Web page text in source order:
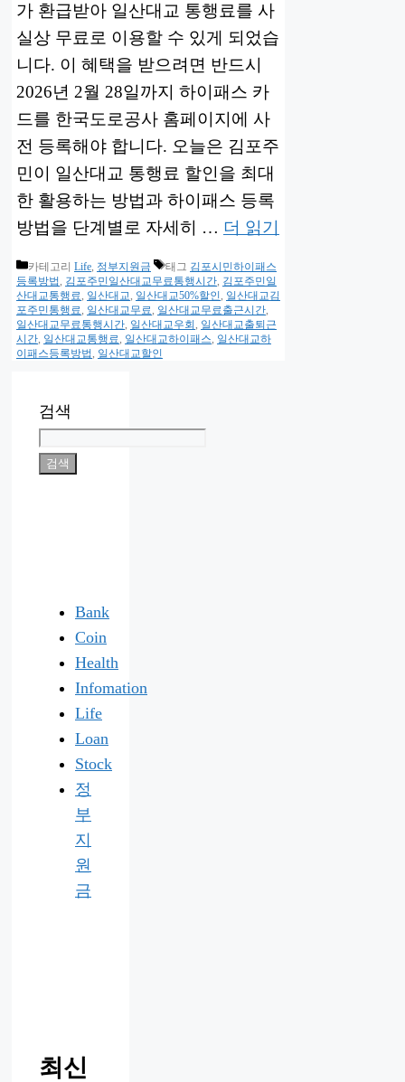
가 환급받아 일산대교 통행료를 사
실상 무료로 이용할 수 있게 되었습
니다. 이 혜택을 받으려면 반드시
2026년 2월 28일까지 하이패스 카
드를 한국도로공사 홈페이지에 사
전 등록해야 합니다. 오늘은 김포주
민이 일산대교 통행료 할인을 최대
한 활용하는 방법과 하이패스 등록
방법을 단계별로 자세히 … 더 읽기
카테고리 Life, 정부지원금 태그 김포시민하이패스
등록방법, 김포주민일산대교무료통행시간, 김포주민일
산대교통행료, 일산대교, 일산대교50%할인, 일산대교김
포주민통행료, 일산대교무료, 일산대교무료출근시간,
일산대교무료통행시간, 일산대교우회 , 일산대교출퇴근
시간, 일산대교통행료, 일산대교하이패스, 일산대교하
이패스등록방법, 일산대교할인
검색
검색
Bank
Coin
Health
Infomation
Life
Loan
Stock
정
부
지
원
금
최신